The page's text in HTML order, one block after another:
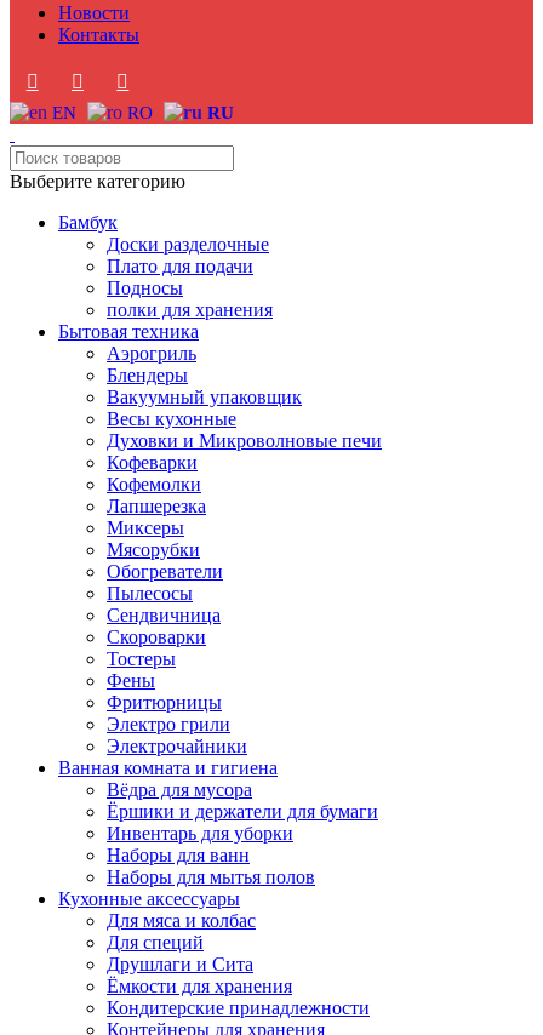
Новости
Контакты
EN RO RU
Выберите категорию
Бамбук
Доски разделочные
Плато для подачи
Подносы
полки для хранения
Бытовая техника
Аэрогриль
Блендеры
Вакуумный упаковщик
Весы кухонные
Духовки и Микроволновые печи
Кофеварки
Кофемолки
Лапшерезка
Миксеры
Мясорубки
Обогреватели
Пылесосы
Сендвичница
Скороварки
Тостеры
Фены
Фритюрницы
Электро грили
Электрочайники
Ванная комната и гигиена
Вёдра для мусора
Ёршики и держатели для бумаги
Инвентарь для уборки
Наборы для ванн
Наборы для мытья полов
Кухонные аксессуары
Для мяса и колбас
Для специй
Друшлаги и Сита
Ёмкости для хранения
Кондитерские принадлежности
Контейнеры для хранения